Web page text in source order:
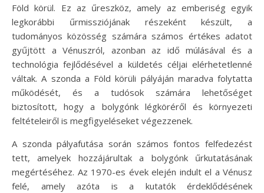
Föld körül. Ez az űreszköz, amely az emberiség egyik
legkorábbi űrmissziójának részeként készült, a
tudományos közösség számára számos értékes adatot
gyűjtött a Vénuszról, azonban az idő múlásával és a
technológia fejlődésével a küldetés céljai elérhetetlenné
váltak. A szonda a Föld körüli pályáján maradva folytatta
működését, és a tudósok számára lehetőséget
biztosított, hogy a bolygónk légköréről és környezeti
feltételeiről is megfigyeléseket végezzenek.
A szonda pályafutása során számos fontos felfedezést
tett, amelyek hozzájárultak a bolygónk űrkutatásának
megértéséhez. Az 1970-es évek elején indult el a Vénusz
felé, amely azóta is a kutatók érdeklődésének